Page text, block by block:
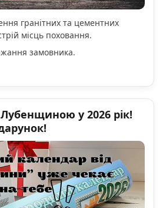
гранітних та цементних
місць поховання.
замовника.
у 2026 рік!